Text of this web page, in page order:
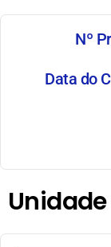
Nº
Data do